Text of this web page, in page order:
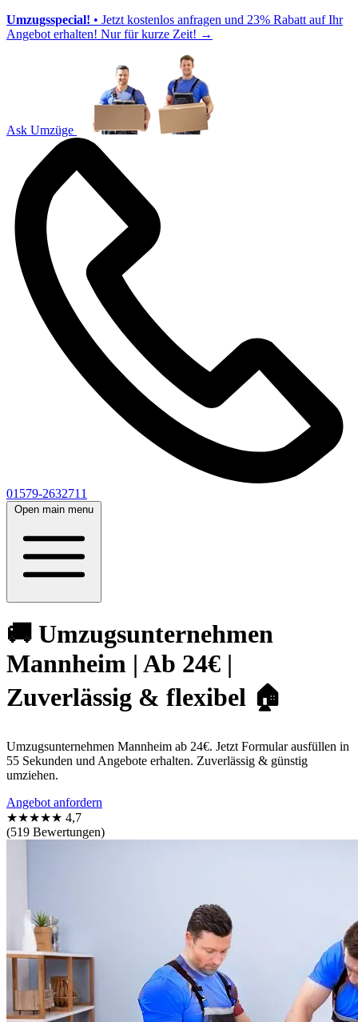
Umzugsspecial! • Jetzt kostenlos anfragen und 23% Rabatt auf Ihr
Angebot erhalten! Nur für kurze Zeit! →
Ask Umzüge
01579-2632711
Open main menu
🚚 Umzugsunternehmen
Mannheim | Ab 24€ |
Zuverlässig & flexibel 🏠
Umzugsunternehmen Mannheim ab 24€. Jetzt Formular ausfüllen in
55 Sekunden und Angebote erhalten. Zuverlässig & günstig
umziehen.
Angebot anfordern
★★★★★ 4,7
(519 Bewertungen)